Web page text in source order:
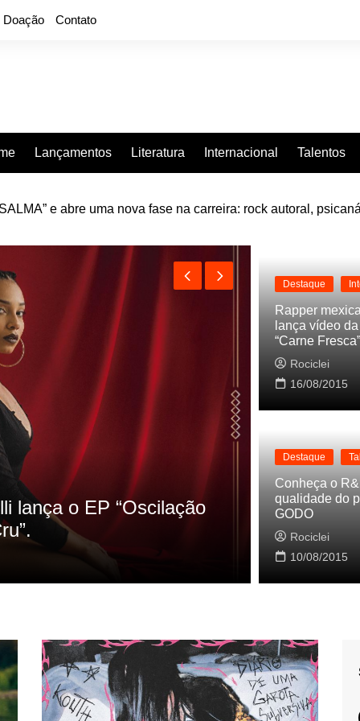
Doação Contato
Lançamentos Literatura Internacional Talentos
“Projeção”, de 2010, nas plataformas digitais
referencias do clipe de
Destaque
Cynthia
Baleiro
Rociclei
Destaque
Rapper
lança vídeo
“Carne Fresca”
Rociclei
16/08/2015
Destaque
Conheça o
qualidade do
GODO
Rociclei
10/08/2015